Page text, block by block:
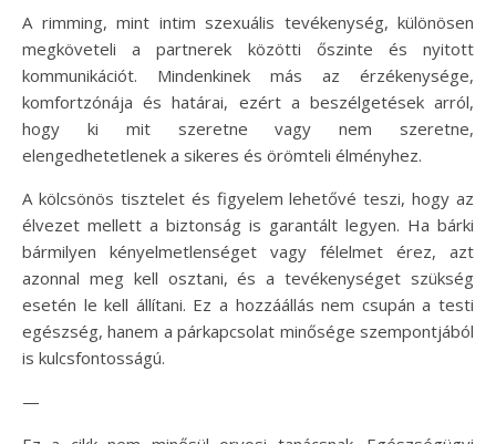
A rimming, mint intim szexuális tevékenység, különösen
megköveteli a partnerek közötti őszinte és nyitott
kommunikációt. Mindenkinek más az érzékenysége,
komfortzónája és határai, ezért a beszélgetések arról,
hogy ki mit szeretne vagy nem szeretne,
elengedhetetlenek a sikeres és örömteli élményhez.
A kölcsönös tisztelet és figyelem lehetővé teszi, hogy az
élvezet mellett a biztonság is garantált legyen. Ha bárki
bármilyen kényelmetlenséget vagy félelmet érez, azt
azonnal meg kell osztani, és a tevékenységet szükség
esetén le kell állítani. Ez a hozzáállás nem csupán a testi
egészség, hanem a párkapcsolat minősége szempontjából
is kulcsfontosságú.
—